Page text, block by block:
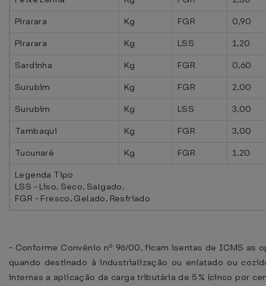
Pirarara
Kg FGR
0,90
Pirarara
Kg LSS
1,20
Sardinha
Kg FGR
0,60
Surubim
Kg FGR
2,00
Surubim
Kg LSS
3,00
Tambaqui
Kg FGR
3,00
Tucunaré
Kg FGR
1,20
Legenda Tipo
LSS - Liso, Seco, Salgado.
FGR - Fresco, Gelado, Resfriado
- Conforme Convênio nº 96/00, ficam isentas de ICMS as
quando destinado à industrialização ou enlatado ou
internas a aplicação da carga tributária de 5% (cinco por